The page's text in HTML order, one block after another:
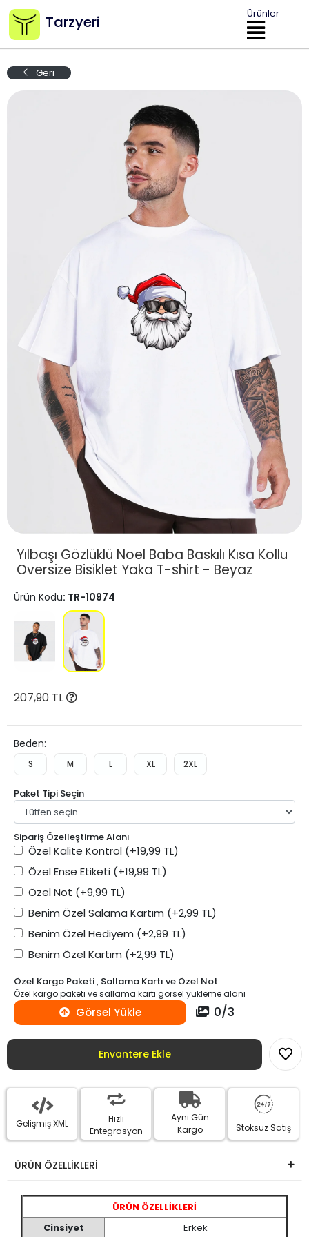
Tarzyeri Ürünler
Geri
Yılbaşı Gözlüklü Noel Baba Baskılı Kısa Kollu
Oversize Bisiklet Yaka T-shirt - Beyaz
Ürün Kodu: TR-10974
207,90 TL
Beden:
S M L XL 2XL
Paket Tipi Seçin
Sipariş Özelleştirme Alanı
Özel Kalite Kontrol (+19,99 TL)
Özel Ense Etiketi (+19,99 TL)
Özel Not (+9,99 TL)
Benim Özel Salama Kartım (+2,99 TL)
Benim Özel Hediyem (+2,99 TL)
Benim Özel Kartım (+2,99 TL)
Özel Kargo Paketi , Sallama Kartı ve Özel Not
Özel kargo paketi ve sallama kartı görsel yükleme alanı
Görsel Yükle 0/3
Envantere Ekle
Gelişmiş XML
Hızlı
Entegrasyon
Aynı Gün
Kargo
Stoksuz Satış
ÜRÜN ÖZELLİKLERİ
ÜRÜN ÖZELLİKLERİ
Cinsiyet
Erkek